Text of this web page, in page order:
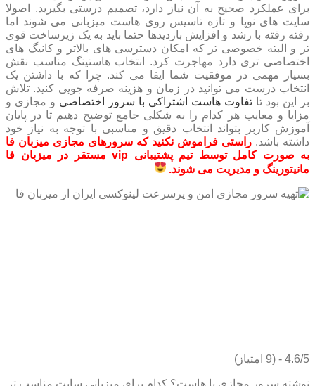
برای عملکرد صحیح به آن نیاز دارد، تصمیم درستی بگیرید. اصولا
سایت های نوپا و تازه تاسیس روی هاست میزبانی می شوند اما
رفته رفته با رشد و افزایش بازدیدها حتما باید به یک زیرساخت قوی
تر و البته خصوصی تر که امکان دسترسی های بالاتر و کانیگ های
اختصاصی تری دارد مهاجرت کرد. انتخاب هاستینگ مناسب نقش
بسیار مهمی در موفقیت شما ایفا می کند. چرا که با داشتن یک
انتخاب درست می توانید در زمان و هزینه صرفه جویی کنید. تلاش
بر این بود تا تفاوت هاست اشتراکی با سرور اختصاصی و مجازی و
مزایا و معایب هر کدام را به شکلی جامع توضیح دهیم تا در پایان
آموزش کاربر بتواند انتخاب دقیق و مناسبی با توجه به نیاز خود
داشته باشد. راستی فراموش نکنید که سرورهای مجازی میزبان فا
به صورت کامل توسط تیم پشتیبانی vip مستقر در میزبان فا
مانیتورینگ و مدیریت می شوند.
4.6/5 - (9 امتیاز)